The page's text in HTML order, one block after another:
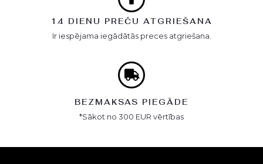
14 DIENU PREČU ATGRIEŠANA
Ir iespējama iegādātās preces atgriešana.
BEZMAKSAS PIEGĀDE
*Sākot no 300 EUR vērtības